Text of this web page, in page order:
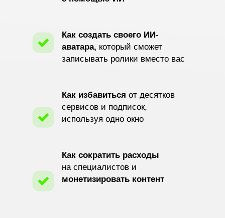
Как создать своего ИИ-
аватара, который сможет
записывать ролики вместо вас
Как избавиться от десятков
сервисов и подписок,
используя одно окно
Как сократить расходы
на специалистов и
монетизировать контент